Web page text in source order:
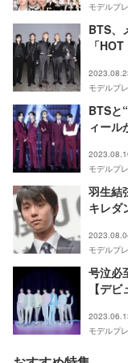
モデルプ
BTS、
「
モデルプ
BTSと
ィール
モデルプ
羽生結
キレダ
モデルプ
号泣必
【デ
モデルプ